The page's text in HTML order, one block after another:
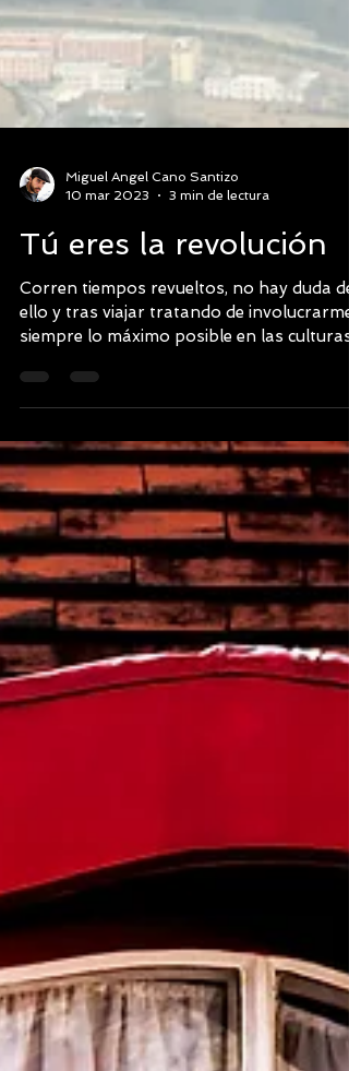
Miguel Angel Cano Santizo
10 mar 2023
3 min de lectura
Tú eres la revolución
ello y tras viajar tratando de involucrarme